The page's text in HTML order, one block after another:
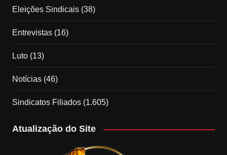
Eleições Sindicais(38)
Entrevistas(16)
Luto(13)
Notícias(46)
Sindicatos Filiados(1.605)
Atualização do Site